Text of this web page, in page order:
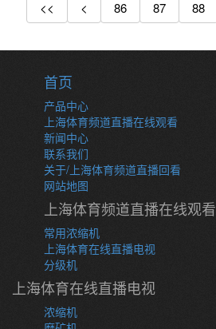
<< < 86 87 88
首页
产品中心
上海体育频道直播在线观看
新闻中心
联系我们
关于/上海体育频道直播回看
网站地图
上海体育频道直播在线观看
常用浓缩机
上海体育在线直播电视
分级机
上海体育在线直播电视
浓缩机